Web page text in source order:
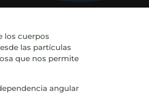
los cuerpos
las partículas
que nos permite
angular